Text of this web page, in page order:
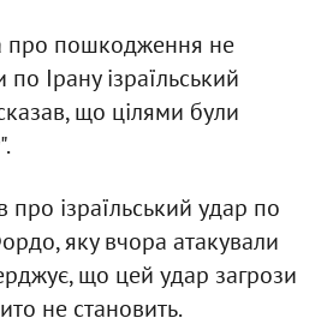
про пошкодження не
Ірану ізраїльський
що цілями були
про ізраїльський удар по
яку вчора атакували
що цей удар загрози
не становить.